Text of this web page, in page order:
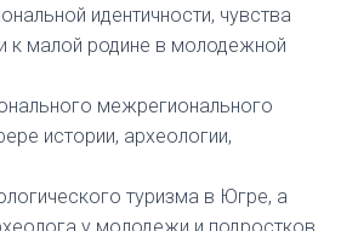
идентичности, чувства
к малой родине в молодежной
межрегионального
истории, археологии,
туризма в Югре, а